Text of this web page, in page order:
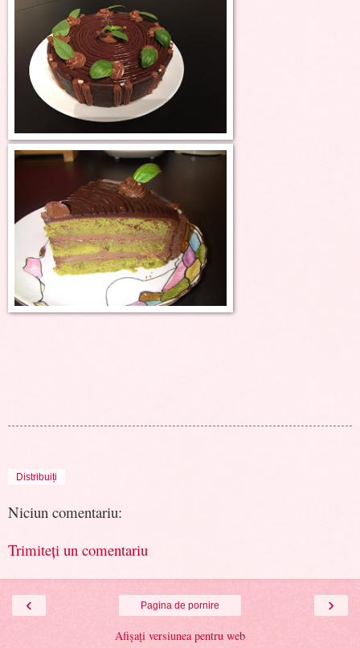
Distribuiți
Niciun comentariu:
Trimiteți un comentariu
‹ ›
Pagina de pornire
Afișați versiunea pentru web